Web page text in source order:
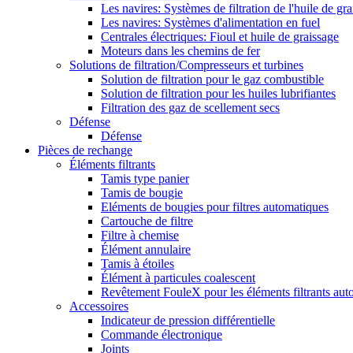
Les navires: Systèmes de filtration de l'huile de
Les navires: Systèmes d'alimentation en fuel
Centrales électriques: Fioul et huile de graissage
Moteurs dans les chemins de fer
Solutions de filtration/Compresseurs et turbines
Solution de filtration pour le gaz combustible
Solution de filtration pour les huiles lubrifiantes
Filtration des gaz de scellement secs
Défense
Défense
Pièces de rechange
Éléments filtrants
Tamis type panier
Tamis de bougie
Eléments de bougies pour filtres automatiques
Cartouche de filtre
Filtre à chemise
Élément annulaire
Tamis à étoiles
Élément à particules coalescent
Revêtement FouleX pour les éléments filtrants
Accessoires
Indicateur de pression différentielle
Commande électronique
Joints